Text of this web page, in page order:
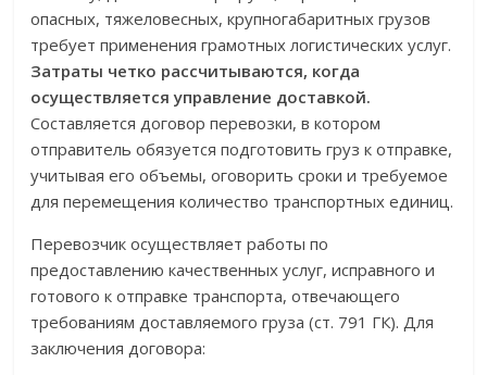
опасных, тяжеловесных, крупногабаритных грузов
требует применения грамотных логистических услуг.
Затраты четко рассчитываются, когда
осуществляется управление доставкой.
Составляется договор перевозки, в котором
отправитель обязуется подготовить груз к отправке,
учитывая его объемы, оговорить сроки и требуемое
для перемещения количество транспортных единиц.
Перевозчик осуществляет работы по
предоставлению качественных услуг, исправного и
готового к отправке транспорта, отвечающего
требованиям доставляемого груза (ст. 791 ГК). Для
заключения договора: